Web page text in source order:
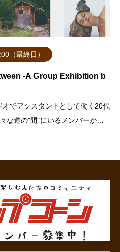
（最終日）
b
オでアシスタントとして働く20代
な道の"間"にいるメンバーが集